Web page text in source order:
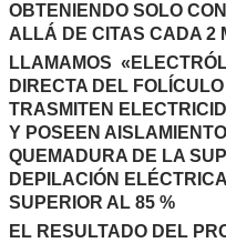
OBTENIENDO SOLO
ALLÁ DE CITAS CADA 2
LLAMAMOS
DIRECTA DEL
TRASMITEN
Y POSEEN
QUEMADURA DE LA
DEPILACIÓN
SUPERIOR AL 85 %
EL RESULTADO DEL